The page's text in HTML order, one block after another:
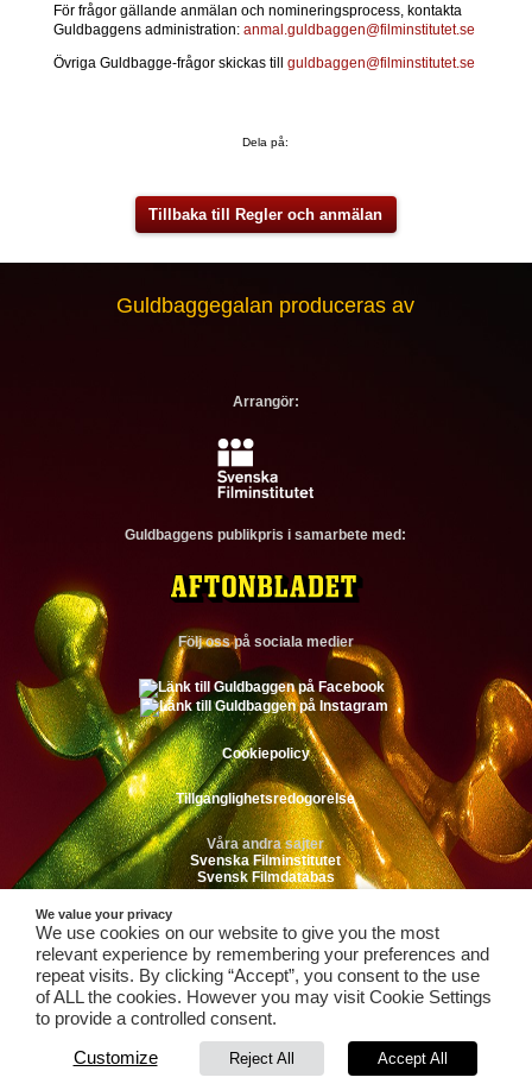
För frågor gällande anmälan och nomineringsprocess, kontakta
Guldbaggens administration: anmal.guldbaggen@filminstitutet.se
Övriga Guldbagge-frågor skickas till guldbaggen@filminstitutet.se
Dela på:
Tillbaka till Regler och anmälan
Guldbaggegalan produceras av
Arrangör:
Guldbaggens publikpris i samarbete med:
Följ oss på sociala medier
Cookiepolicy
Tillganglighetsredogorelse
Våra andra sajter
Svenska Filminstitutet
Svensk Filmdatabas
Till toppen av sidan
We value your privacy
We use cookies on our website to give you the most
relevant experience by remembering your preferences and
repeat visits. By clicking “Accept”, you consent to the use
of ALL the cookies. However you may visit Cookie Settings
to provide a controlled consent.
Customize Reject All Accept All